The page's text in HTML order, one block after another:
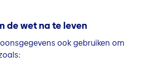
de wet na te leven
ook gebruiken om